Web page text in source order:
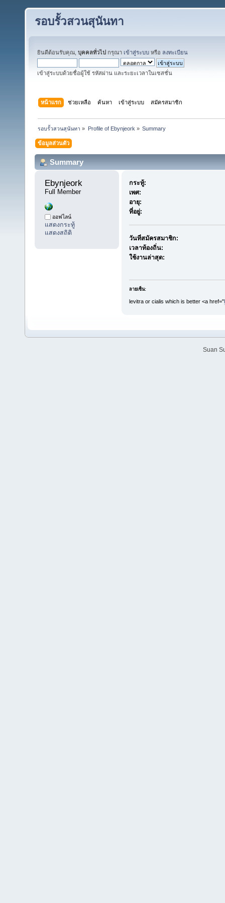
รอบรั้วสวนสุนันทา
ยินดีต้อนรับคุณ, บุคคลทั่วไป กรุณา เข้าสู่ระบบ หรือ ลงทะเบียน
เข้าสู่ระบบด้วยชื่อผู้ใช้ รหัสผ่าน และระยะเวลาในเซสชั่น
หน้าแรก ช่วยเหลือ ค้นหา เข้าสู่ระบบ สมัครสมาชิก
รอบรั้วสวนสุนันทา » Profile of Ebynjeork » Summary
ข้อมูลส่วนตัว
Summary
Ebynjeork
Full Member
ออฟไลน์
แสดงกระทู้
แสดงสถิติ
กระทู้:
เพศ:
อายุ:
ที่อยู่:
วันที่สมัครสมาชิก:
เวลาท้องถิ่น:
ใช้งานล่าสุด:
ลายเซ็น:
levitra or cialis which is better <a href="
Suan